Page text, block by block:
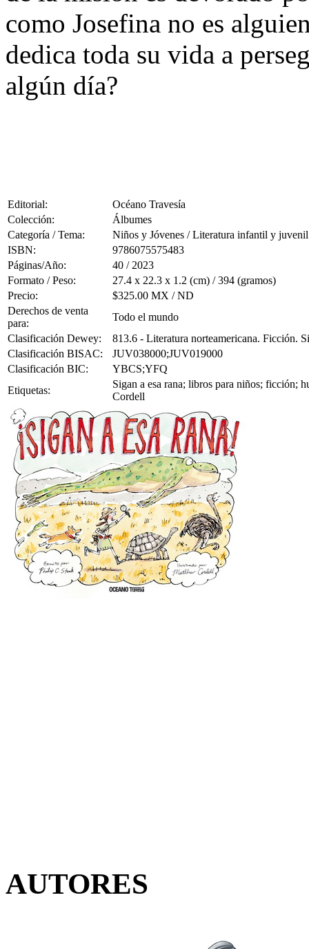
como Josefina no es
dedica toda su vida a
algún día?
Editorial:
Océano Travesía
Colección:
Álbumes
Categoría / Tema:
Niños y Jóvenes / Literatura infantil y juvenil
ISBN:
9786075575483
Páginas/Año:
40 / 2023
Formato / Peso:
27.4 x 22.3 x 1.2 (cm) / 394 (gramos)
Precio:
$325.00 MX / ND
Derechos de venta
para:
Todo el mundo
Clasificación Dewey:
813.6 - Literatura norteamericana. Ficción.
Clasificación BISAC:
JUV038000;JUV019000
Clasificación BIC:
YBCS;YFQ
Etiquetas:
Sigan a esa rana; libros para niños; ficción;
Cordell
AUTORES